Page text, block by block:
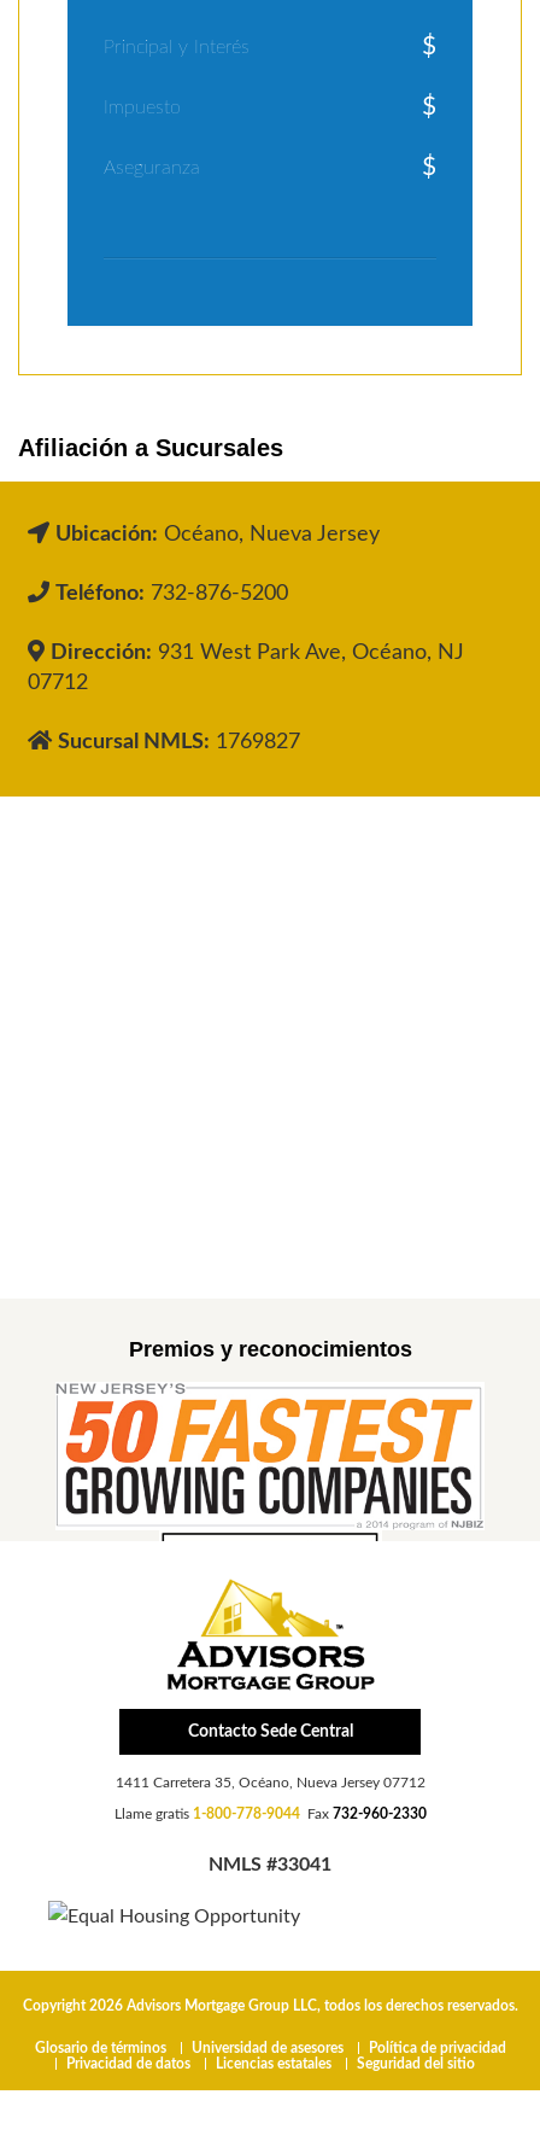
Principal y Interés $
Impuesto $
Aseguranza $
Afiliación a Sucursales
Ubicación: Océano, Nueva Jersey
Teléfono: 732-876-5200
Dirección: 931 West Park Ave, Océano, NJ
07712
Sucursal NMLS: 1769827
Premios y reconocimientos
Contacto Sede Central
1411 Carretera 35, Océano, Nueva Jersey 07712
Llame gratis 1-800-778-9044Fax 732-960-2330
NMLS #33041
Copyright 2026 Advisors Mortgage Group LLC, todos los derechos reservados.
Glosario de términos Universidad de asesores
Política de privacidad
Privacidad de datos
Licencias estatales Seguridad del sitio